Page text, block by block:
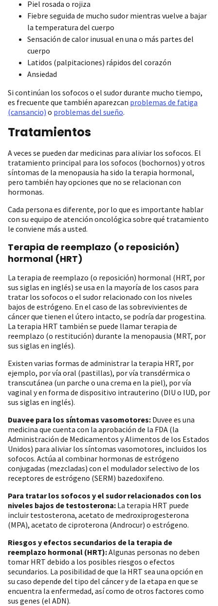
Piel rosada o rojiza
Fiebre seguida de mucho sudor mientras vuelve a bajar
la temperatura del cuerpo
Sensación de calor inusual en una o más partes del
cuerpo
Latidos (palpitaciones) rápidos del corazón
Ansiedad
Si continúan los sofocos o el sudor durante mucho tiempo,
es frecuente que también aparezcan problemas de fatiga
(cansancio) o problemas del sueño​.
Tratamientos
A veces se pueden dar medicinas para aliviar los sofocos. El
tratamiento principal para los sofocos (bochornos) y otros
síntomas de la menopausia ha sido la terapia hormonal,
pero también hay opciones que no se relacionan con
hormonas.
Cada persona es diferente, por lo que es importante hablar
con su equipo de atención oncológica sobre qué tratamiento
le conviene más a usted.
Terapia de reemplazo (o reposición)
hormonal (HRT)
La terapia de reemplazo (o reposición) hormonal (HRT, por
sus siglas en inglés) se usa en la mayoría de los casos para
tratar los sofocos o el sudor relacionado con los niveles
bajos de estrógeno. En el caso de las sobrevivientes de
cáncer que tienen el útero intacto, se podría dar progestina.
La terapia HRT también se puede llamar terapia de
reemplazo (o restitución) durante la menopausia (MRT, por
sus siglas en inglés).
Existen varias formas de administrar la terapia HRT, por
ejemplo, por vía oral (pastillas), por vía transdérmica o
transcutánea (un parche o una crema en la piel), por vía
vaginal y en forma de dispositivo intrauterino (DIU o IUD, por
sus siglas en inglés).
Duavee para los síntomas vasomotores: Duvee es una
medicina que cuenta con la aprobación de la FDA (la
Administración de Medicamentos y Alimentos de los Estados
Unidos) para aliviar los síntomas vasomotores, incluidos los
sofocos. Actúa al combinar hormonas de estrógeno
conjugadas (mezcladas) con el modulador selectivo de los
receptores de estrógeno (SERM) bazedoxifeno.
Para tratar los sofocos y el sudor relacionados con los
niveles bajos de testosterona: La terapia HRT puede
incluir testosterona, acetato de medroxiprogesterona
(MPA), acetato de ciproterona (Androcur) o estrógeno.
Riesgos y efectos secundarios de la terapia de
reemplazo hormonal (HRT):Algunas personas no deben
tomar HRT debido a los posibles riesgos o efectos
secundarios. La posibilidad de que la HRT sea una opción en
su caso depende del tipo del cáncer y de la etapa en que se
encuentra la enfermedad, así como de otros factores como
sus genes (el ADN).